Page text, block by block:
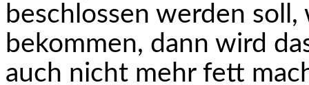
beschlossen werden
bekommen, dann wird
auch nicht mehr fett